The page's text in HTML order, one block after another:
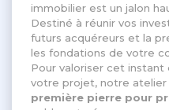
immobilier est un jalon
Destiné à réunir vos
futurs acquéreurs et la
les fondations de votre
Pour valoriser cet
votre projet, notre atelier
première pierre pour